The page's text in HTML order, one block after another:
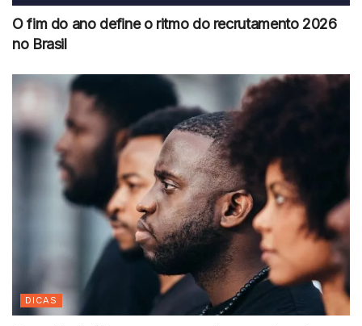
O fim do ano define o ritmo do recrutamento 2026
no Brasil
DICAS